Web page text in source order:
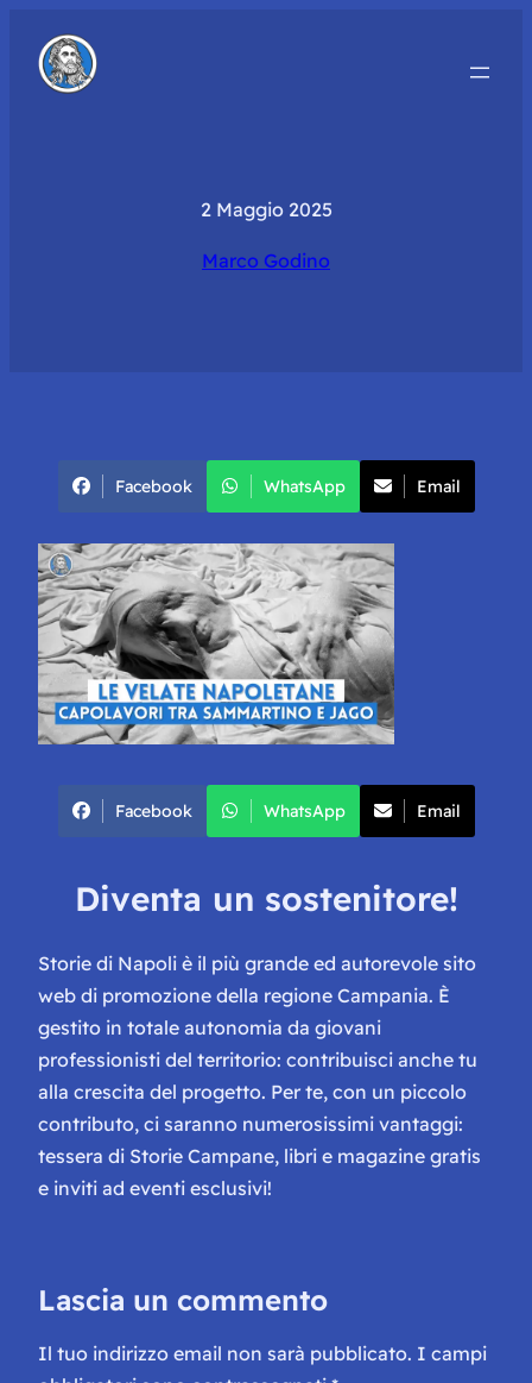
2 Maggio 2025
Marco Godino
Facebook WhatsApp Email
Facebook WhatsApp Email
Diventa un sostenitore!
Storie di Napoli è il più grande ed autorevole sito
web di promozione della regione Campania. È
gestito in totale autonomia da giovani
professionisti del territorio: contribuisci anche tu
alla crescita del progetto. Per te, con un piccolo
contributo, ci saranno numerosissimi vantaggi:
tessera di Storie Campane, libri e magazine gratis
e inviti ad eventi esclusivi!
Lascia un commento
Il tuo indirizzo email non sarà pubblicato. I campi